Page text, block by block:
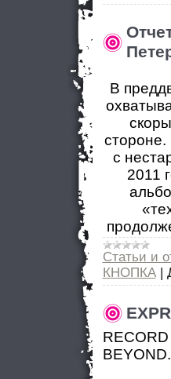
В
стороне.
с
2011
Статьи и
КНОПКА|